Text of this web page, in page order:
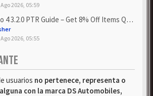
2026, 05:59
3.2.0 PTR Guide – Get 8% Off Items Quickly to Test ...
2026, 05:55
usuarios no pertenece, representa o
con la marca DS Automobiles,